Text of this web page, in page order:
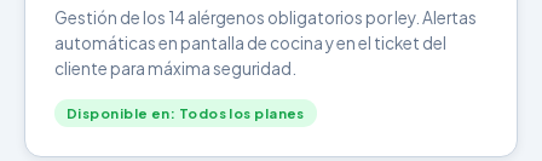
Gestión de los 14 alérgenos obligatorios por ley. Alertas
automáticas en pantalla de cocina y en el ticket del
cliente para máxima seguridad.
Disponible en: Todos los planes